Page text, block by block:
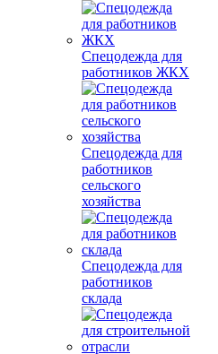
Спецодежда для
работников ЖКХ
Спецодежда для
работников
сельского
хозяйства
Спецодежда для
работников
склада